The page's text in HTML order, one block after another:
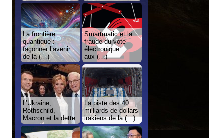
La frontière
quantique :
façonner l’avenir
de la (…)
Smartmatic et la
fraude du vote
électronique
aux (…)
L’Ukraine,
Rothschild,
Macron et la dette
La piste des 40
milliards de dollars
irakiens de la (…)